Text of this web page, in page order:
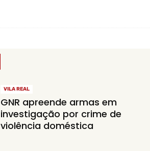
VILA REAL
GNR apreende armas em
investigação por crime de
violência doméstica